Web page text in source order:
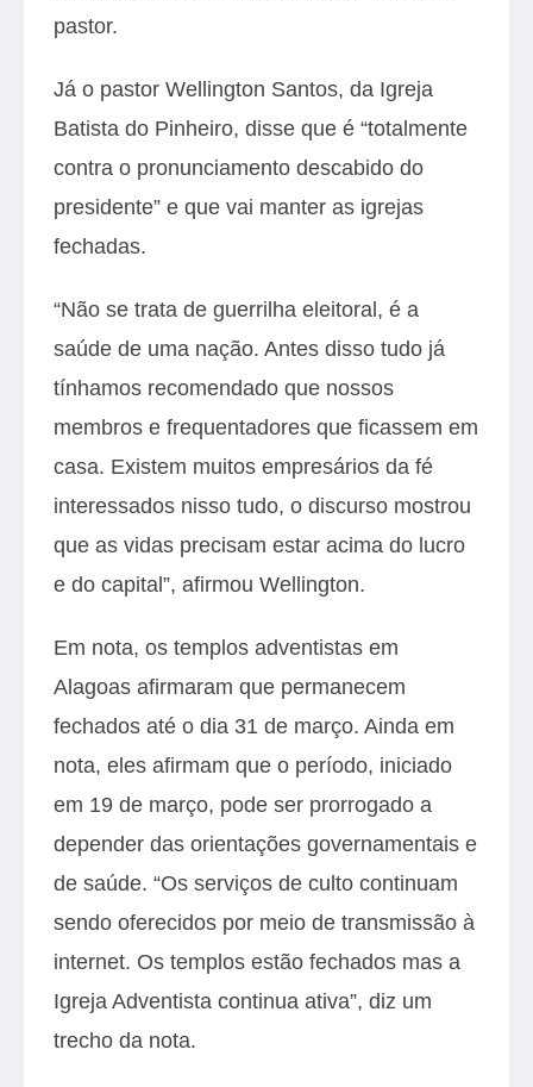
pastor.
Já o pastor Wellington Santos, da Igreja
Batista do Pinheiro, disse que é “totalmente
contra o pronunciamento descabido do
presidente” e que vai manter as igrejas
fechadas.
“Não se trata de guerrilha eleitoral, é a
saúde de uma nação. Antes disso tudo já
tínhamos recomendado que nossos
membros e frequentadores que ficassem em
casa. Existem muitos empresários da fé
interessados nisso tudo, o discurso mostrou
que as vidas precisam estar acima do lucro
e do capital”, afirmou Wellington.
Em nota, os templos adventistas em
Alagoas afirmaram que permanecem
fechados até o dia 31 de março. Ainda em
nota, eles afirmam que o período, iniciado
em 19 de março, pode ser prorrogado a
depender das orientações governamentais e
de saúde. “Os serviços de culto continuam
sendo oferecidos por meio de transmissão à
internet. Os templos estão fechados mas a
Igreja Adventista continua ativa”, diz um
trecho da nota.